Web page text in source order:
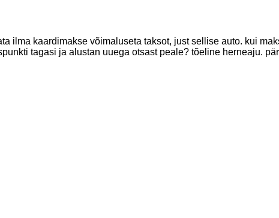
ilma kaardimakse võimaluseta taksot, just sellise auto. kui
tagasi ja alustan uuega otsast peale? tõeline herneaju.